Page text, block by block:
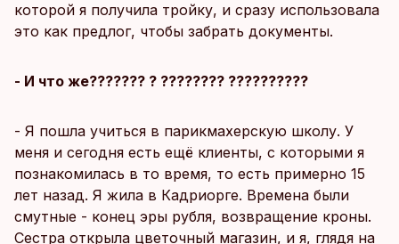
которой я получила тройку, и сразу использовала
это как предлог, чтобы забрать документы.
- И что же??????? ? ???????? ??????????
- Я пошла учиться в парикмахерскую школу. У
меня и сегодня есть ещё клиенты, с которыми я
познакомилась в то время, то есть примерно 15
лет назад. Я жила в Кадриорге. Времена были
смутные - конец эры рубля, возвращение кроны.
Сестра открыла цветочный магазин, и я, глядя на